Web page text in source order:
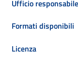
Ufficio responsabile
Formati disponibili
Licenza